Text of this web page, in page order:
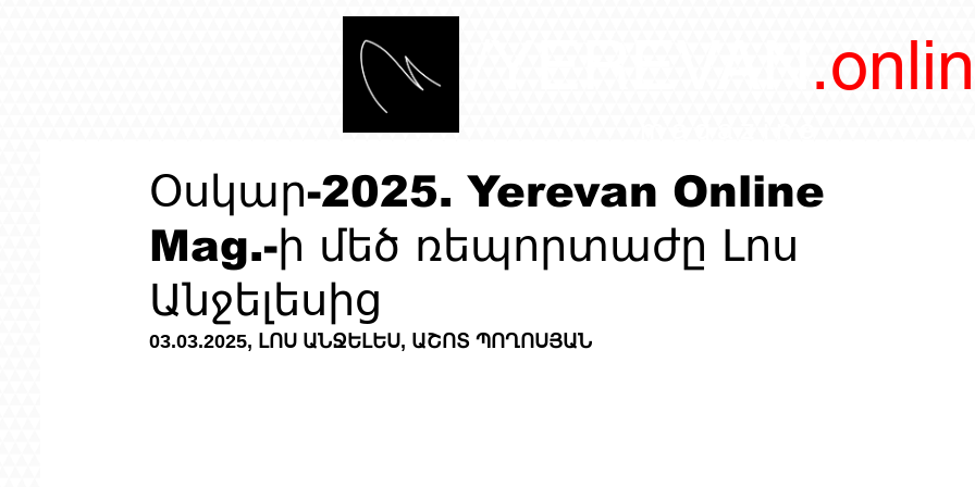
Օսկար-2025. Yerevan Online
Mag.-ի մեծ ռեպորտաժը Լոս
Անջելեսից
03.03.2025, ԼՈՍ ԱՆՋԵԼԵՍ, ԱՇՈՏ ՊՈՂՈՍՅԱՆ